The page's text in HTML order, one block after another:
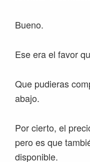
Bueno.
Ese era el favor
Que pudieras
abajo.
Por cierto, el
pero es que
disponible.